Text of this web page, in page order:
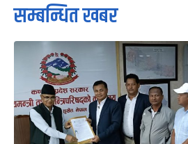
सम्बन्धित खबर